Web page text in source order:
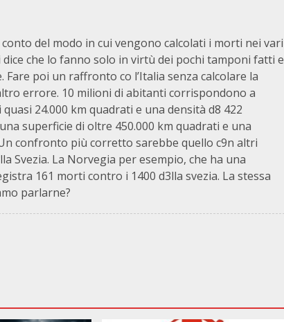
del modo in cui vengono calcolati i morti nei vari
dice che lo fanno solo in virtù dei pochi tamponi fatti e
poi un raffronto co l’Italia senza calcolare la
errore. 10 milioni di abitanti corrispondono a
24.000 km quadrati e una densità d8 422
superficie di oltre 450.000 km quadrati e una
confronto più corretto sarebbe quello c9n altri
Svezia. La Norvegia per esempio, che ha una
161 morti contro i 1400 d3lla svezia. La stessa
parlarne?